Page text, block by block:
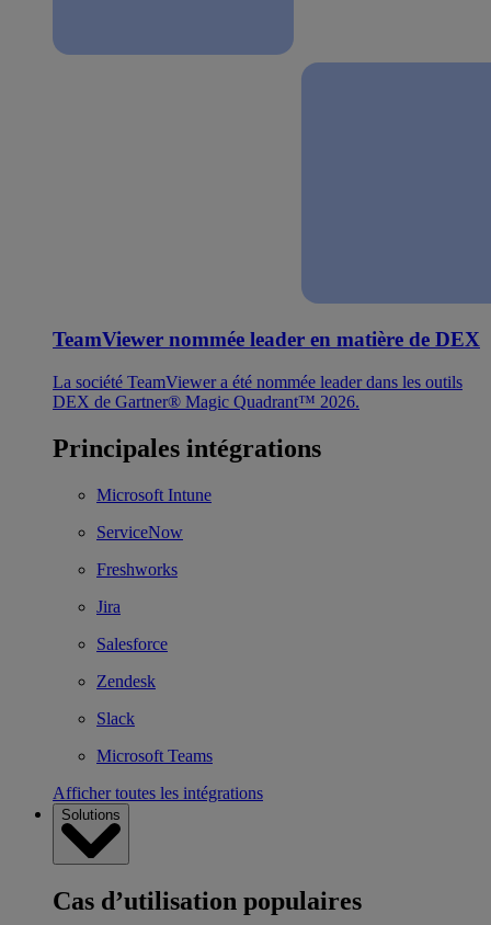
TeamViewer nommée leader en matière de DEX
La société TeamViewer a été nommée leader dans les outils
DEX de Gartner® Magic Quadrant™ 2026.
Principales intégrations
Microsoft Intune
ServiceNow
Freshworks
Jira
Salesforce
Zendesk
Slack
Microsoft Teams
Afficher toutes les intégrations
Solutions
Cas d’utilisation populaires